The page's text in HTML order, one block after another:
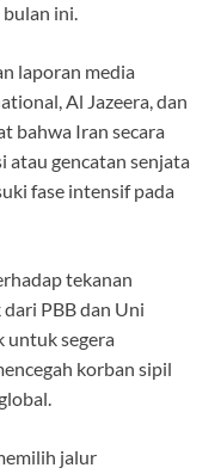
ini.
laporan media
Al Jazeera, dan
bahwa Iran secara
atau gencatan senjata
fase intensif pada
tekanan
PBB dan Uni
untuk segera
korban sipil
jalur